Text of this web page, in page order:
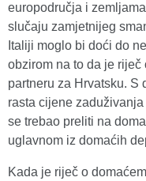
europodručja i
slučaju zamjetnijeg
Italiji moglo bi doći do
obzirom na to da je
partneru za Hrvatsku. S
rasta cijene
se trebao preliti na
uglavnom iz domaćih
Kada je riječ o